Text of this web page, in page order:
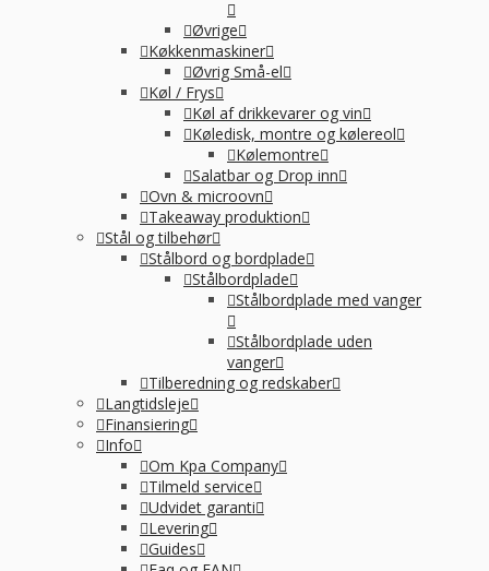
Øvrige
Køkkenmaskiner
Øvrig Små-el
Køl / Frys
Køl af drikkevarer og vin
Køledisk, montre og kølereol
Kølemontre
Salatbar og Drop inn
Ovn & microovn
Takeaway produktion
Stål og tilbehør
Stålbord og bordplade
Stålbordplade
Stålbordplade med vanger
Stålbordplade uden
vanger
Tilberedning og redskaber
Langtidsleje
Finansiering
Info
Om Kpa Company
Tilmeld service
Udvidet garanti
Levering
Guides